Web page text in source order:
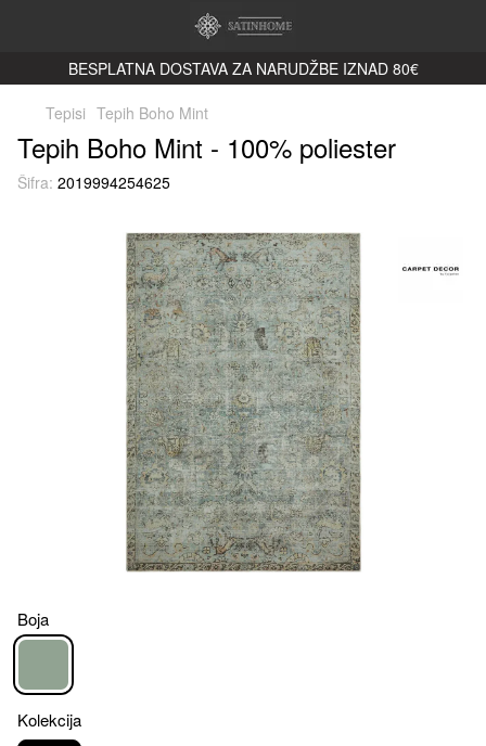
BESPLATNA DOSTAVA ZA NARUDŽBE IZNAD 80€
Tepisi Tepih Boho Mint
Tepih Boho Mint - 100% poliester
Šifra: 2019994254625
Boja
Kolekcija